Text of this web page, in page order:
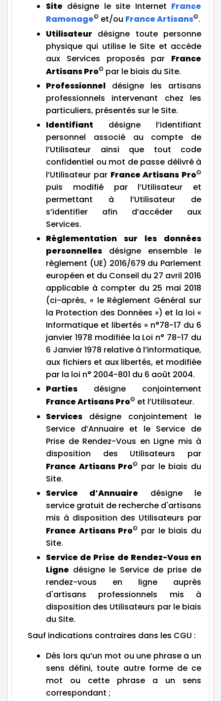
Site désigne le site Internet France
Ramonage© et/ou France Artisans©.
Utilisateur désigne toute personne
physique qui utilise le Site et accède
aux Services proposés par France
Artisans Pro© par le biais du Site.
Professionnel désigne les artisans
professionnels intervenant chez les
particuliers, présentés sur le Site.
Identifiant désigne l’identifiant
personnel associé au compte de
l’Utilisateur ainsi que tout code
confidentiel ou mot de passe délivré à
l’Utilisateur par France Artisans Pro©
puis modifié par l’Utilisateur et
permettant à l’Utilisateur de
s’identifier afin d’accéder aux
Services.
Réglementation sur les données
personnelles désigne ensemble le
règlement (UE) 2016/679 du Parlement
européen et du Conseil du 27 avril 2016
applicable à compter du 25 mai 2018
(ci-après, « le Règlement Général sur
la Protection des Données ») et la loi «
Informatique et libertés » n°78-17 du 6
janvier 1978 modifiée la Loi n° 78-17 du
6 Janvier 1978 relative à l’informatique,
aux fichiers et aux libertés, et modifiée
par la loi n° 2004-801 du 6 août 2004.
Parties désigne conjointement
France Artisans Pro© et l’Utilisateur.
Services désigne conjointement le
Service d’Annuaire et le Service de
Prise de Rendez-Vous en Ligne mis à
disposition des Utilisateurs par
France Artisans Pro© par le biais du
Site.
Service d’Annuaire désigne le
service gratuit de recherche d'artisans
mis à disposition des Utilisateurs par
France Artisans Pro© par le biais du
Site.
Service de Prise de Rendez-Vous en
Ligne désigne le Service de prise de
rendez-vous en ligne auprès
d'artisans professionnels mis à
disposition des Utilisateurs par le biais
du Site.
Sauf indications contraires dans les CGU :
Dès lors qu’un mot ou une phrase a un
sens défini, toute autre forme de ce
mot ou cette phrase a un sens
correspondant ;